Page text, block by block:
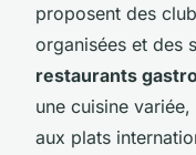
proposent des
organisées et des
restaurants
une cuisine
aux plats